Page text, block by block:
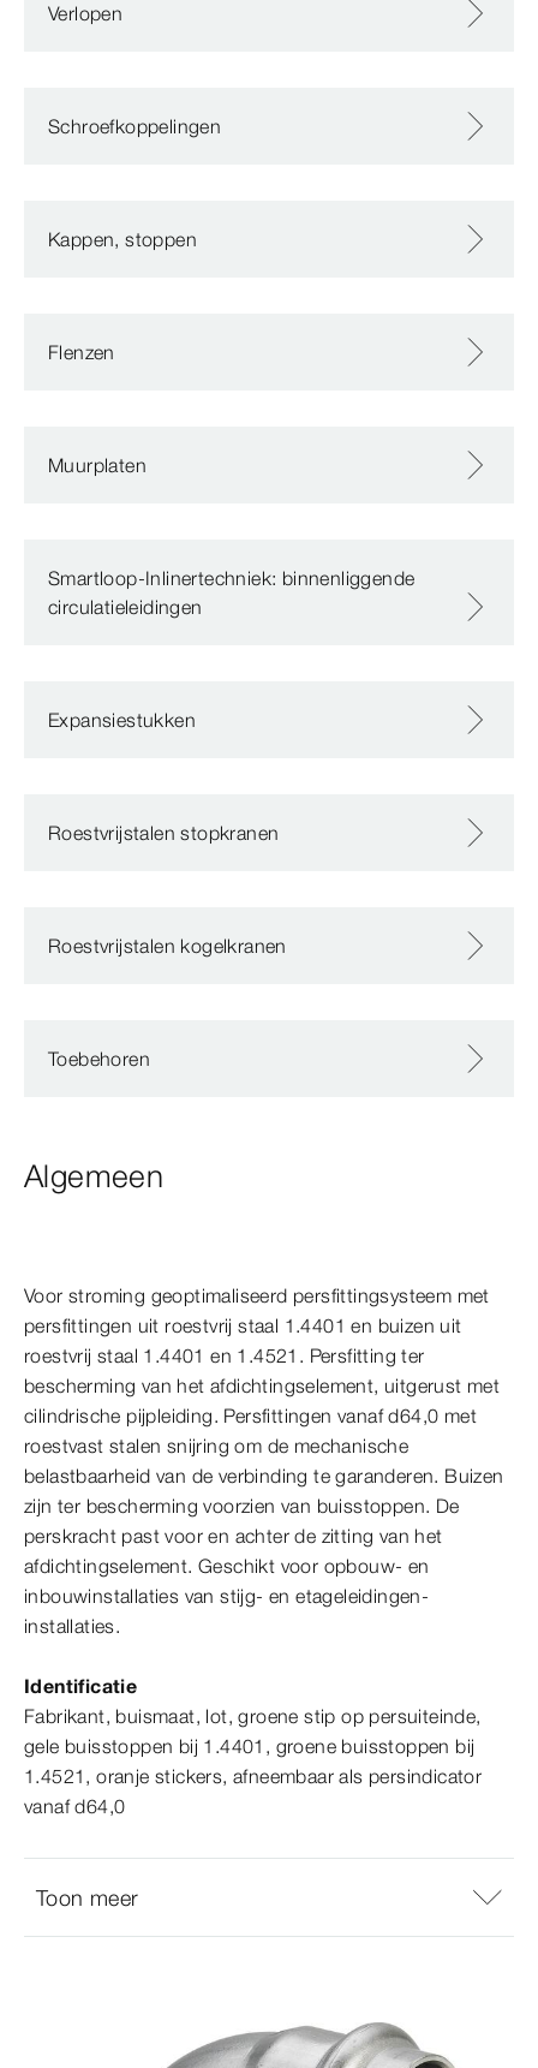
Verlopen
Schroefkoppelingen
Kappen, stoppen
Flenzen
Muurplaten
Smartloop-Inlinertechniek: binnenliggende
circulatieleidingen
Expansiestukken
Roestvrijstalen stopkranen
Roestvrijstalen kogelkranen
Toebehoren
Algemeen
Voor stroming geoptimaliseerd persfittingsysteem met
persfittingen uit roestvrij staal 1.4401 en buizen uit
roestvrij staal 1.4401 en 1.4521. Persfitting ter
bescherming van het afdichtingselement, uitgerust met
cilindrische pijpleiding. Persfittingen vanaf d64,0 met
roestvast stalen snijring om de mechanische
belastbaarheid van de verbinding te garanderen. Buizen
zijn ter bescherming voorzien van buisstoppen. De
perskracht past voor en achter de zitting van het
afdichtingselement. Geschikt voor opbouw- en
inbouwinstallaties van stijg- en etageleidingen-​
installaties.
Identificatie
Fabrikant, buismaat, lot, groene stip op persuiteinde,
gele buisstoppen bij 1.4401, groene buisstoppen bij
1.4521, oranje stickers, afneembaar als persindicator
vanaf d64,0
Toon meer